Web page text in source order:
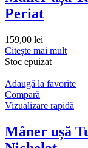
Periat
159,00 lei
Citește mai mult
Stoc epuizat
Adaugă la favorite
Compară
Vizualizare rapidă
Mâner ușă